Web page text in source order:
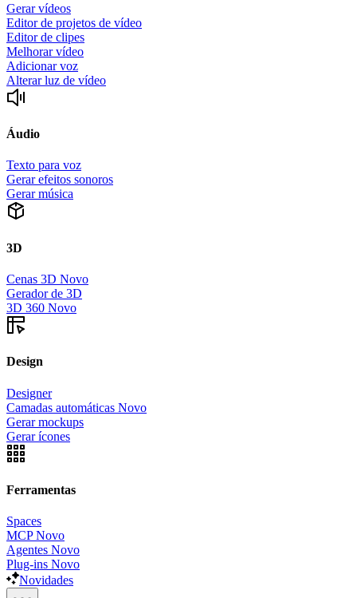
Gerar vídeos
Editor de projetos de vídeo
Editor de clipes
Melhorar vídeo
Adicionar voz
Alterar luz de vídeo
Áudio
Texto para voz
Gerar efeitos sonoros
Gerar música
3D
Cenas 3D Novo
Gerador de 3D
3D 360 Novo
Design
Designer
Camadas automáticas Novo
Gerar mockups
Gerar ícones
Ferramentas
Spaces
MCP Novo
Agentes Novo
Plug-ins Novo
Novidades